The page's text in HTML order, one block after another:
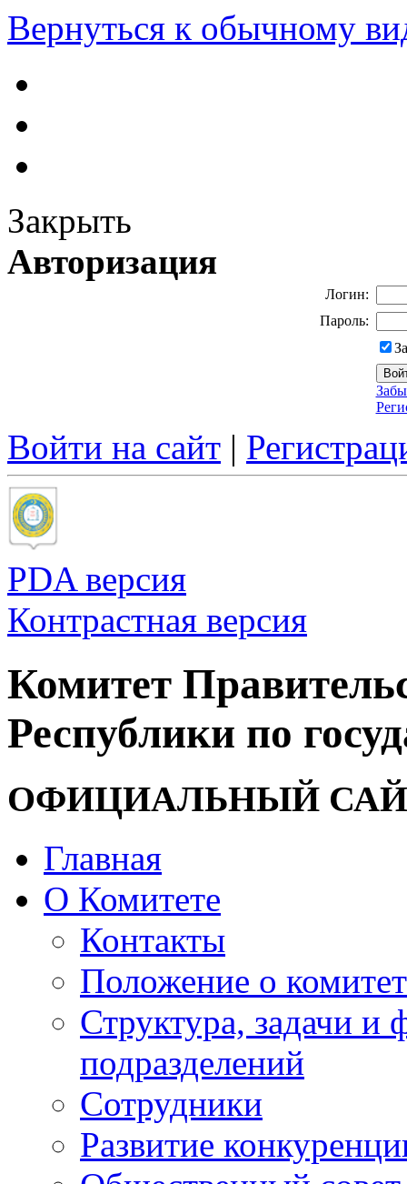
Вернуться к обычному
Закрыть
Авторизация
Логин:
Пароль:
Войти на сайт |
PDA версия
Контрастная версия
Комитет
Республики по
ОФИЦИАЛЬНЫЙ
Главная
О Комитете
Контакты
Положение о
Структура, задачи и
подразделений
Сотрудники
Развитие